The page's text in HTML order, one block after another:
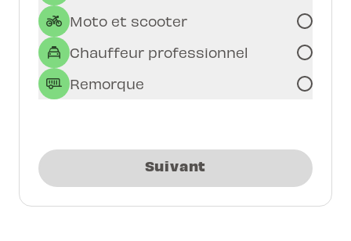
Moto et scooter
Chauffeur professionnel
Remorque
Suivant